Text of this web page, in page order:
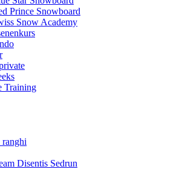
Prince Snowboard
Snow Academy
Training
Disentis Sedrun